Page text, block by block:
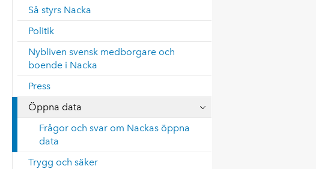
Så styrs Nacka
Politik
Nybliven svensk medborgare och
boende i Nacka
Press
Öppna data
Frågor och svar om Nackas öppna
data
Trygg och säker